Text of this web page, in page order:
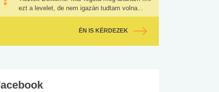
ezt a levelet, de nem igazán tudtam volna...
ÉN IS KÉRDEZEK